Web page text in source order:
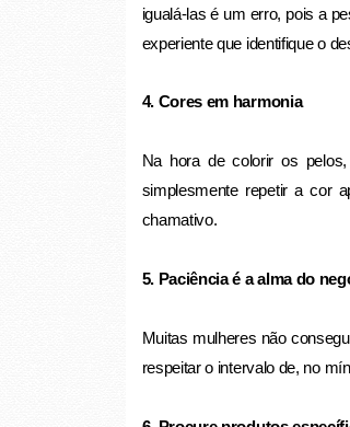
igualá-las é um erro, pois a
experiente que identifique o
4. Cores em harmonia
Na hora de colorir os
simplesmente repetir a cor
chamativo.
5. Paciência é a alma do
Muitas mulheres não
respeitar o intervalo de, no